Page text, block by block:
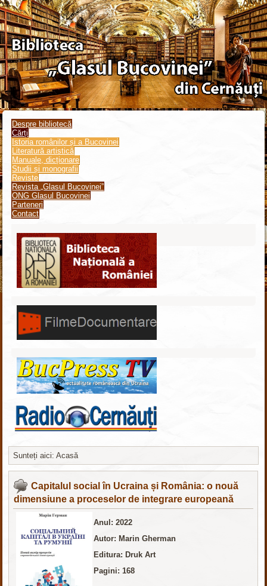
Despre bibliotecă
Cărți
Istoria românilor și a Bucovinei
Literatură artistică
Manuale, dicționare
Studii și monografii
Reviste
Revista „Glasul Bucovinei”
ONG Glasul Bucovinei
Parteneri
Contact
Sunteți aici:Acasă
Capitalul social în Ucraina și România: o nouă
dimensiune a proceselor de integrare europeană
Anul: 2022
Autor: Marin Gherman
Editura: Druk Art
Pagini: 168